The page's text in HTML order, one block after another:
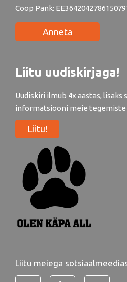
Coop Pank:
Anneta
Liitu uudiskirjaga!
Uudiskiri ilmub 4x aastas, lisaks
informatsiooni meie tegemiste
Liitu!
Liitu meiega